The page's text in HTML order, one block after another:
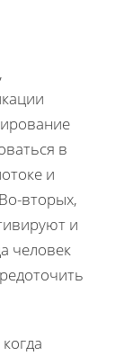
в
и
вторых,
и
человек